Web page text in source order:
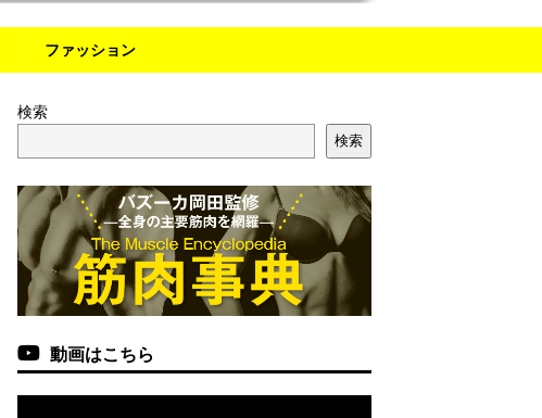
ファッション
検索
検索
動画はこちら